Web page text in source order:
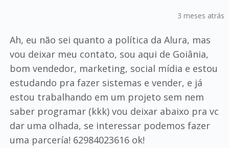
3 meses atrás
Ah, eu não sei quanto a política da Alura, mas
vou deixar meu contato, sou aqui de Goiânia,
bom vendedor, marketing, social mídia e estou
estudando pra fazer sistemas e vender, e já
estou trabalhando em um projeto sem nem
saber programar (kkk) vou deixar abaixo pra vc
dar uma olhada, se interessar podemos fazer
uma parcería! 62984023616 ok!